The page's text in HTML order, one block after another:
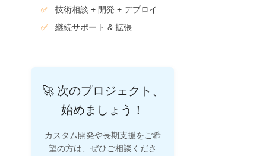
技術相談 + 開発 + デプロイ
継続サポート & 拡張
🚀 次のプロジェクト、
始めましょう！
カスタム開発や長期支援をご希
望の方は、ぜひご相談くださ